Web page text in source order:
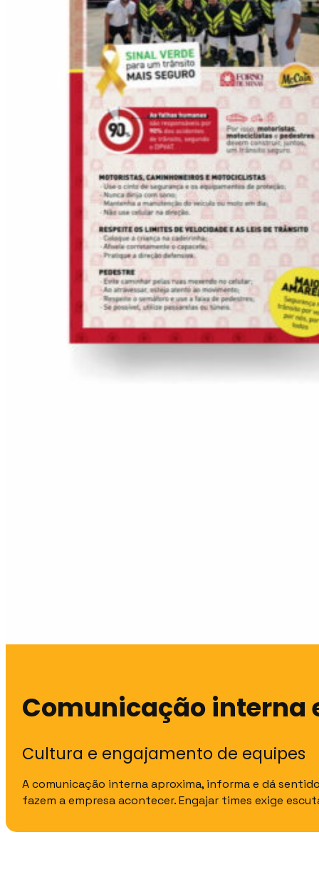
Comunicação interna
Cultura e engajamento de equipes
A comunicação interna aproxima, informa e dá
fazem a empresa acontecer. Engajar times exige